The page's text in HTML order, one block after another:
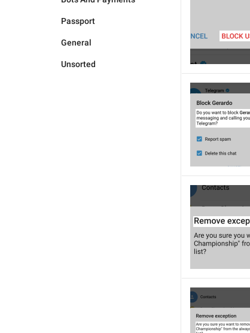
Passport
General
Unsorted